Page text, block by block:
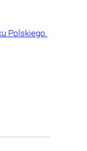
Polskiego.